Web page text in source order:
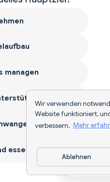
Wir verwenden
Website funktioniert,
verbessern. Mehr
Ablehnen
App
managen
essen